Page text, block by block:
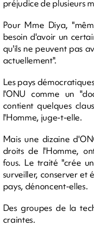
préjudice de plusieurs
Pour Mme Diya,
besoin d'avoir un
qu'ils ne peuvent pas
actuellement".
Les pays
l'ONU comme un
contient quelques
l'Homme, juge-t-elle.
Mais une dizaine
droits de l'Homme,
fous. Le traité "crée
surveiller, conserver et
pays, dénoncent-elles.
Des groupes de la
craintes.